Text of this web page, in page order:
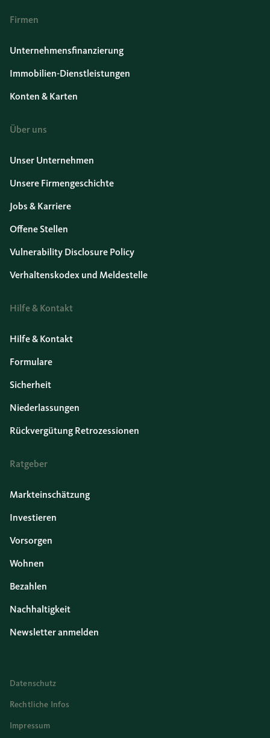
Firmen
Unternehmensfinanzierung
Immobilien-Dienstleistungen
Konten & Karten
Über uns
Unser Unternehmen
Unsere Firmengeschichte
Jobs & Karriere
Offene Stellen
Vulnerability Disclosure Policy
Verhaltenskodex und Meldestelle
Hilfe & Kontakt
Hilfe & Kontakt
Formulare
Sicherheit
Niederlassungen
Rückvergütung Retrozessionen
Ratgeber
Markteinschätzung
Investieren
Vorsorgen
Wohnen
Bezahlen
Nachhaltigkeit
Newsletter anmelden
Datenschutz
Rechtliche Infos
Impressum